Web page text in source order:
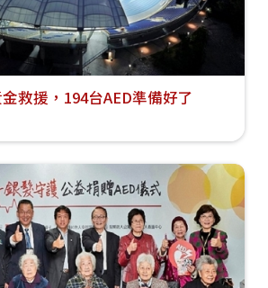
救援，194台AED準備好了